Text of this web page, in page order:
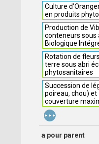
Culture
en produits
Production de
conteneurs sous
Biologique
Rotation de
terre sous abri
phytosanitaires
Succession de
poireau, chou)
couverture
...
a pour parent